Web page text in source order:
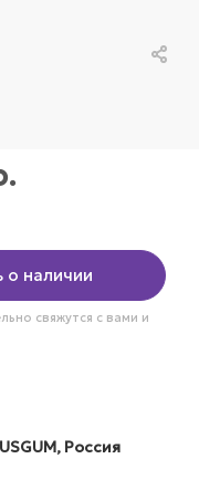
о наличии
свяжутся с вами и
Россия